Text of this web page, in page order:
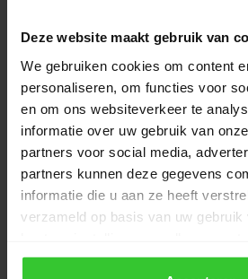
Deze website maakt gebruik van
We gebruiken cookies om content
personaliseren, om functies voor
en om ons websiteverkeer te
informatie over uw gebruik van
partners voor social media,
partners kunnen deze gegevens
informatie die u aan ze heeft
verzameld op basis van uw
intrekken via de knop linksonder in
te doen staat.
Voor de Voorzitter
Jij bewaakt het grote plaatje. Is de
bewust van de fiscale risico's?
Actie:Zet 'Fiscale positie'
agenda. Zijn we nieuwe dingen